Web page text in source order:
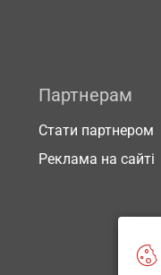
Партнерам
Стати партнером
Реклама на сайті